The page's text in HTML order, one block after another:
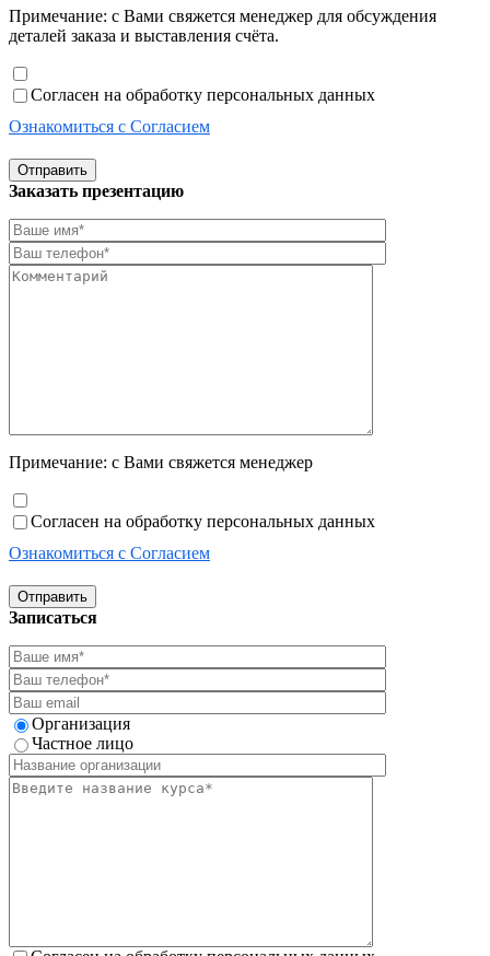
Примечание: с Вами свяжется менеджер для обсуждения
деталей заказа и выставления счёта.
Согласен на обработку персональных данных
Ознакомиться с Согласием
Отправить
Заказать презентацию
Примечание: с Вами свяжется менеджер
Согласен на обработку персональных данных
Ознакомиться с Согласием
Отправить
Записаться
Организация
Частное лицо